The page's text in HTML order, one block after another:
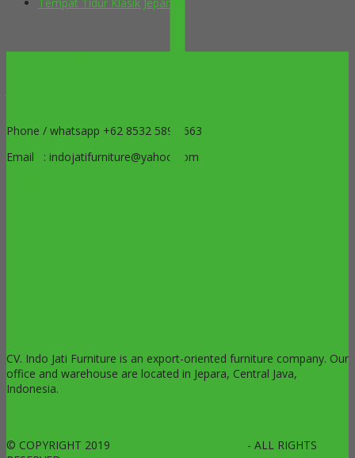
Tempat Tidur Klasik Jepara
SIDEBAR
Phone / whatsapp +62 8532 5899 663
Email : indojatifurniture@yahoo.com
CV. Indo Jati Furniture is an export-oriented furniture company. Our
office and warehouse are located in Jepara, Central Java,
Indonesia.
© COPYRIGHT 2019
- ALL RIGHTS